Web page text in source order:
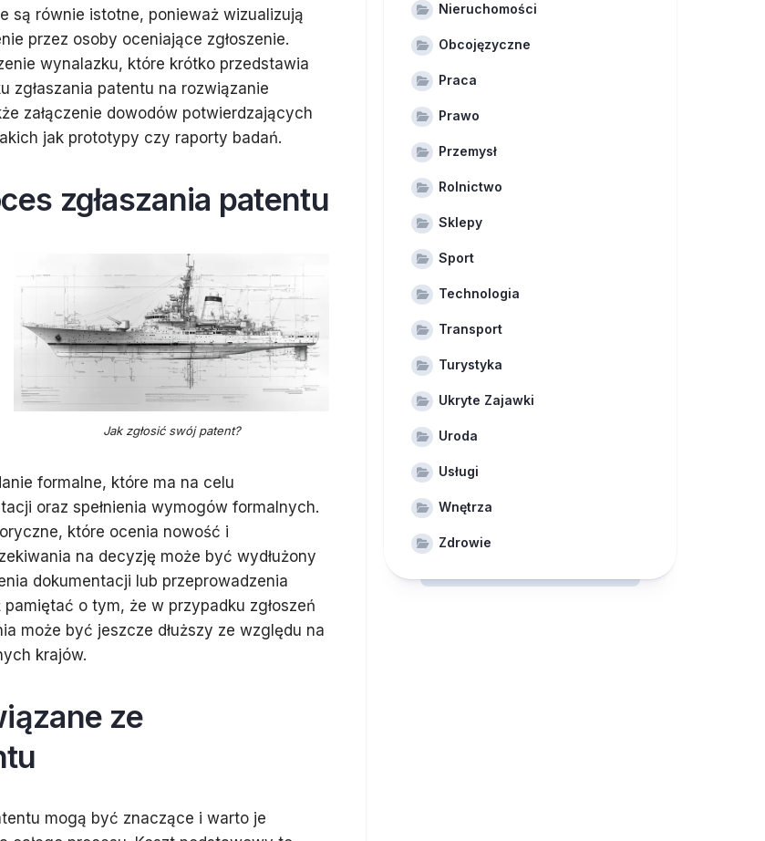
są równie istotne, ponieważ wizualizują
przez osoby oceniające zgłoszenie.
wynalazku, które krótko przedstawia
zgłaszania patentu na rozwiązanie
załączenie dowodów potwierdzających
jak prototypy czy raporty badań.
zgłaszania patentu
Jak zgłosić swój patent?
formalne, które ma na celu
oraz spełnienia wymogów formalnych.
które ocenia nowość i
na decyzję może być wydłużony
dokumentacji lub przeprowadzenia
o tym, że w przypadku zgłoszeń
może być jeszcze dłuższy ze względu na
krajów.
ze
mogą być znaczące i warto je
Nieruchomości
Obcojęzyczne
Praca
Prawo
Przemysł
Rolnictwo
Sklepy
Sport
Technologia
Transport
Turystyka
Ukryte Zajawki
Uroda
Usługi
Wnętrza
Zdrowie